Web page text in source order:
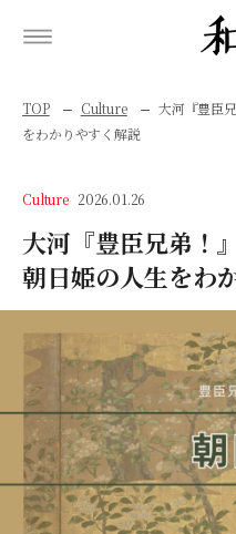
TOP Culture
大河『豊臣
をわかりやすく解説
Culture 2026.01.26
大河『豊臣兄弟！
朝日姫の人生をわ